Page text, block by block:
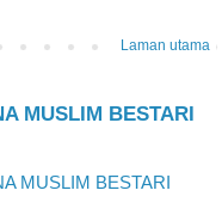
Laman utama
MUSLIM BESTARI
MUSLIM BESTARI